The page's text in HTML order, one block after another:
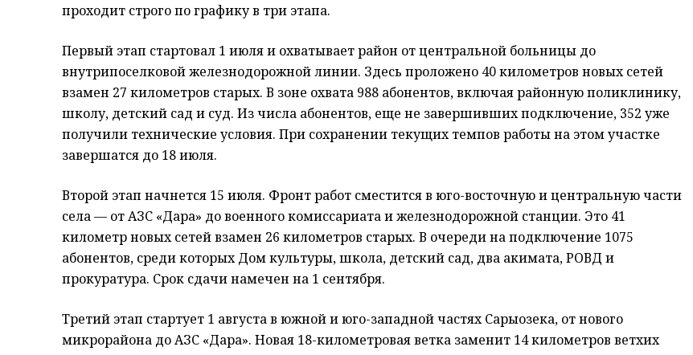
проходит строго по графику в три этапа.
Первый этап стартовал 1 июля и охватывает район от центральной больницы до
внутрипоселковой железнодорожной линии. Здесь проложено 40 километров новых сетей
взамен 27 километров старых. В зоне охвата 988 абонентов, включая районную поликлинику,
школу, детский сад и суд. Из числа абонентов, еще не завершивших подключение, 352 уже
получили технические условия. При сохранении текущих темпов работы на этом участке
завершатся до 18 июля.
Второй этап начнется 15 июля. Фронт работ сместится в юго-восточную и центральную части
села — от АЗС «Дара» до военного комиссариата и железнодорожной станции. Это 41
километр новых сетей взамен 26 километров старых. В очереди на подключение 1075
абонентов, среди которых Дом культуры, школа, детский сад, два акимата, РОВД и
прокуратура. Срок сдачи намечен на 1 сентября.
Третий этап стартует 1 августа в южной и юго-западной частях Сарыозека, от нового
микрорайона до АЗС «Дара». Новая 18-километровая ветка заменит 14 километров ветхих